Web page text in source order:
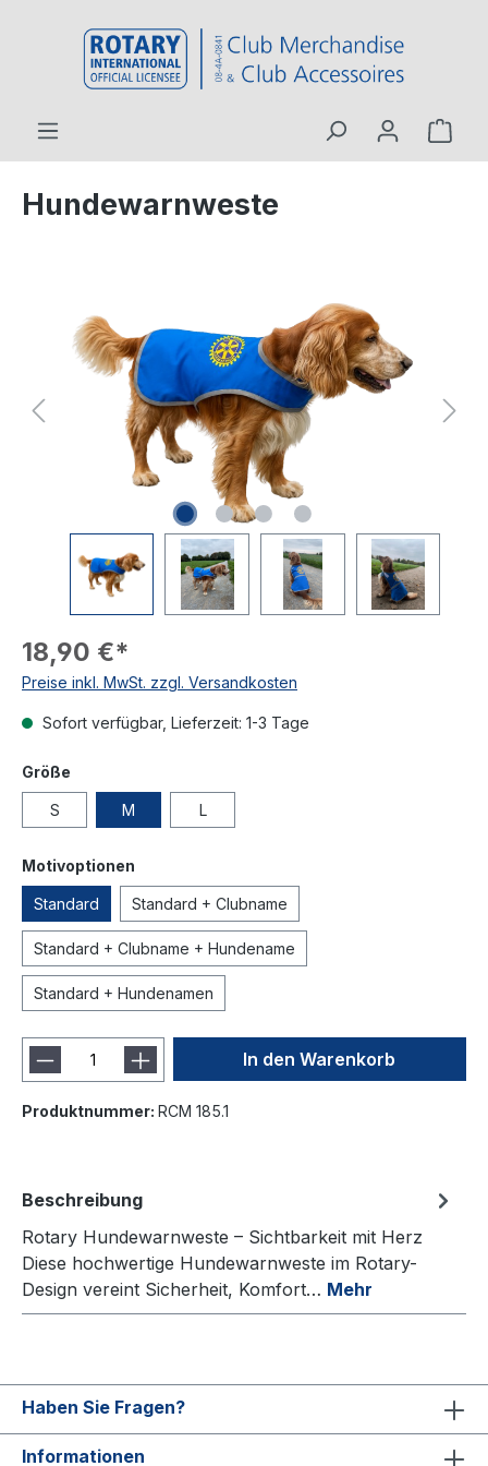
Hundewarnweste
18,90 €*
Preise inkl. MwSt. zzgl. Versandkosten
Sofort verfügbar, Lieferzeit: 1-3 Tage
Größe
S M L
Motivoptionen
Standard Standard + Clubname
Standard + Clubname + Hundename
Standard + Hundenamen
In den Warenkorb
Produktnummer: RCM 185.1
Beschreibung
Rotary Hundewarnweste – Sichtbarkeit mit Herz
Diese hochwertige Hundewarnweste im Rotary-
Design vereint Sicherheit, Komfort… Mehr
Haben Sie Fragen?
Informationen